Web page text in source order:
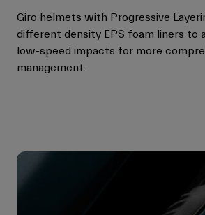
Giro helmets with Progressive
different density EPS foam liners to
low-speed impacts for more
management.